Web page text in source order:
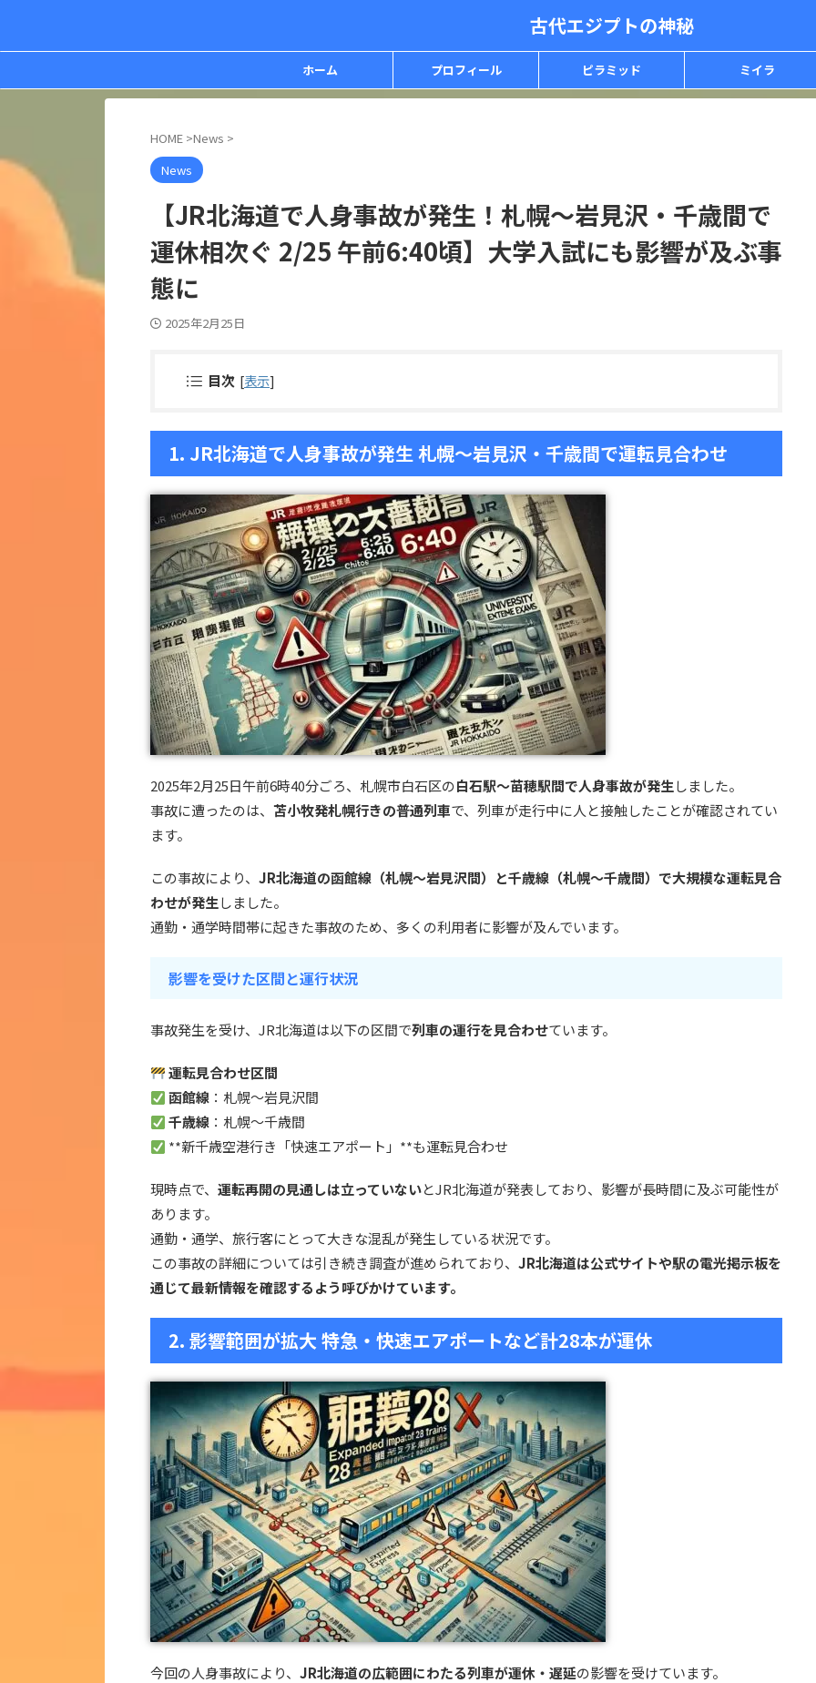
古代エジプトの神秘
ホーム プロフィール ピラミッド ミイラ
HOME >News >
News
【JR北海道で人身事故が発生！札幌〜岩見沢・千歳間で
運休相次ぐ 2/25 午前6:40頃】大学入試にも影響が及ぶ事
態に
2025年2月25日
目次 [表示]
1. JR北海道で人身事故が発生 札幌〜岩見沢・千歳間で運転見合わせ
2025年2月25日午前6時40分ごろ、札幌市白石区の白石駅〜苗穂駅間で人身事故が発生しました。
事故に遭ったのは、 苫小牧発札幌行きの普通列車で、列車が走行中に人と接触したことが確認されてい
ます。
この事故により、 JR北海道の函館線（札幌〜岩見沢間）と千歳線（札幌〜千歳間）で大規模な運転見合
わせが発生しました。
通勤・通学時間帯に起きた事故のため、多くの利用者に影響が及んでいます。
影響を受けた区間と運行状況
事故発生を受け、JR北海道は以下の区間で列車の運行を見合わせています。
運転見合わせ区間
函館線 ：札幌〜岩見沢間
千歳線 ：札幌〜千歳間
**新千歳空港行き「快速エアポート」**も運転見合わせ
現時点で、 運転再開の見通しは立っていないとJR北海道が発表しており、影響が長時間に及ぶ可能性が
あります。
通勤・通学、旅行客にとって大きな混乱が発生している状況です。
この事故の詳細については引き続き調査が進められており、 JR北海道は公式サイトや駅の電光掲示板を
通じて最新情報を確認するよう呼びかけています。
2. 影響範囲が拡大 特急・快速エアポートなど計28本が運休
今回の人身事故により、 JR北海道の広範囲にわたる列車が運休・遅延の影響を受けています。